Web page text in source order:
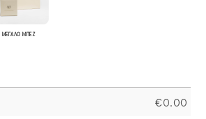
ΜΕΓΑΛΟ ΜΠΕΖ
€0.00